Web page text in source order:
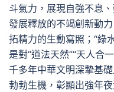
斗氣力，展現自強不息
發展釋放的不竭創新動
拓精力的生動寫照；“綠
是對“道法天然”“天人合
千多年中華文明深摯基
勃勃生機，彰顯出強年夜